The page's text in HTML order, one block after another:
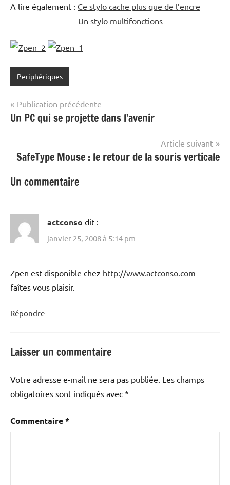
A lire également : Ce stylo cache plus que de l’encre
Un stylo multifonctions
Periphériques
Navigation
de
Publication précédente
Un PC qui se projette dans l’avenir
Article suivant
SafeType Mouse : le retour de la souris verticale
Un commentaire
actconso dit :
janvier 25, 2008 à 5:14 pm
Zpen est disponible chez http://www.actconso.com
faîtes vous plaisir.
Répondre
Laisser un commentaire
Votre adresse e-mail ne sera pas publiée. Les champs
obligatoires sont indiqués avec *
Commentaire*